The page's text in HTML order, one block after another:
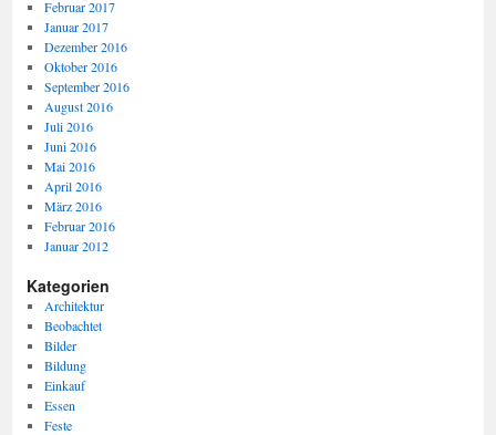
Februar 2017
Januar 2017
Dezember 2016
Oktober 2016
September 2016
August 2016
Juli 2016
Juni 2016
Mai 2016
April 2016
März 2016
Februar 2016
Januar 2012
Kategorien
Architektur
Beobachtet
Bilder
Bildung
Einkauf
Essen
Feste